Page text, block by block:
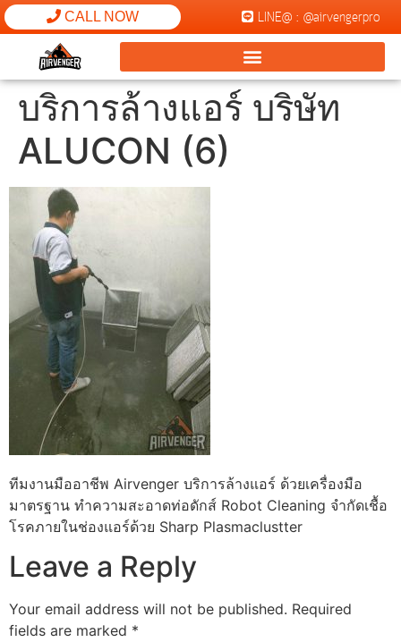
CALL NOW LINE@ : @airvengerpro
บริการล้างแอร์ บริษัท
ALUCON (6)
ทีมงานมืออาชีพ Airvenger บริการล้างแอร์ ด้วยเครื่องมือ
มาตรฐาน ทำความสะอาดท่อดักส์ Robot Cleaning จำกัดเชื้อ
โรคภายในช่องแอร์ด้วย Sharp Plasmaclustter
Leave a Reply
Your email address will not be published. Required
fields are marked *